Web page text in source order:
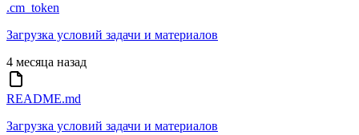
.cm_token
Загрузка условий задачи и материалов
4 месяца назад
README.md
Загрузка условий задачи и материалов